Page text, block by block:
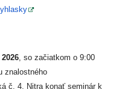
, so začiatkom o 9:00
znalostného
č. 4, Nitra konať seminár k